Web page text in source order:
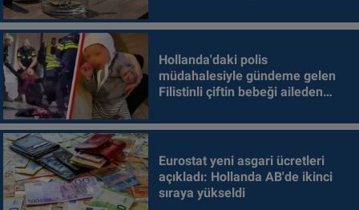
Hollanda'daki polis
müdahalesiyle gündeme gelen
Filistinli çiftin bebeği aileden
Eurostat yeni asgari ücretleri
açıkladı: Hollanda AB'de ikinci
sıraya yükseldi